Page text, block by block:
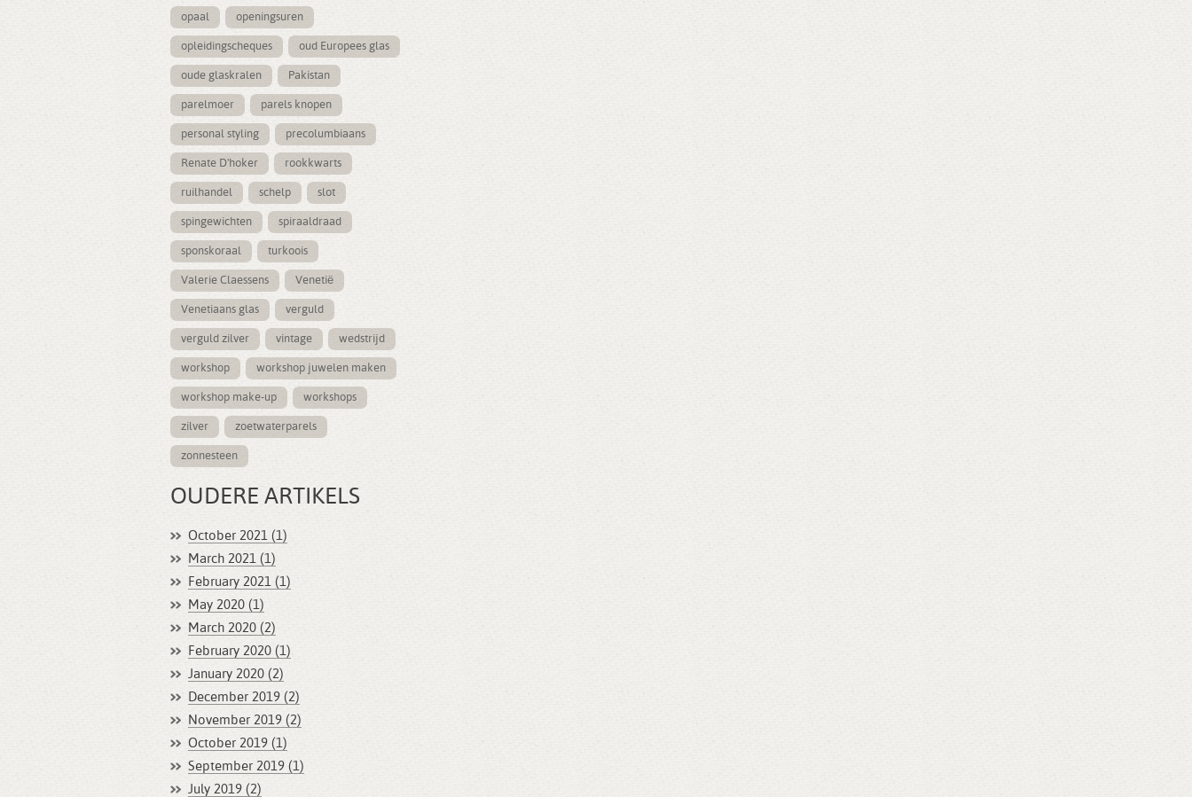
opaal openingsuren
opleidingscheques oud Europees glas
oude glaskralen Pakistan
parelmoer parels knopen
personal styling precolumbiaans
Renate D'hoker rookkwarts
ruilhandel schelp slot
spingewichten spiraaldraad
sponskoraal turkoois
Valerie Claessens Venetië
Venetiaans glas verguld
verguld zilver vintage wedstrijd
workshop workshop juwelen maken
workshop make-up workshops
zilver zoetwaterparels
zonnesteen
OUDERE ARTIKELS
October 2021 (1)
March 2021 (1)
February 2021 (1)
May 2020 (1)
March 2020 (2)
February 2020 (1)
January 2020 (2)
December 2019 (2)
November 2019 (2)
October 2019 (1)
September 2019 (1)
July 2019 (2)